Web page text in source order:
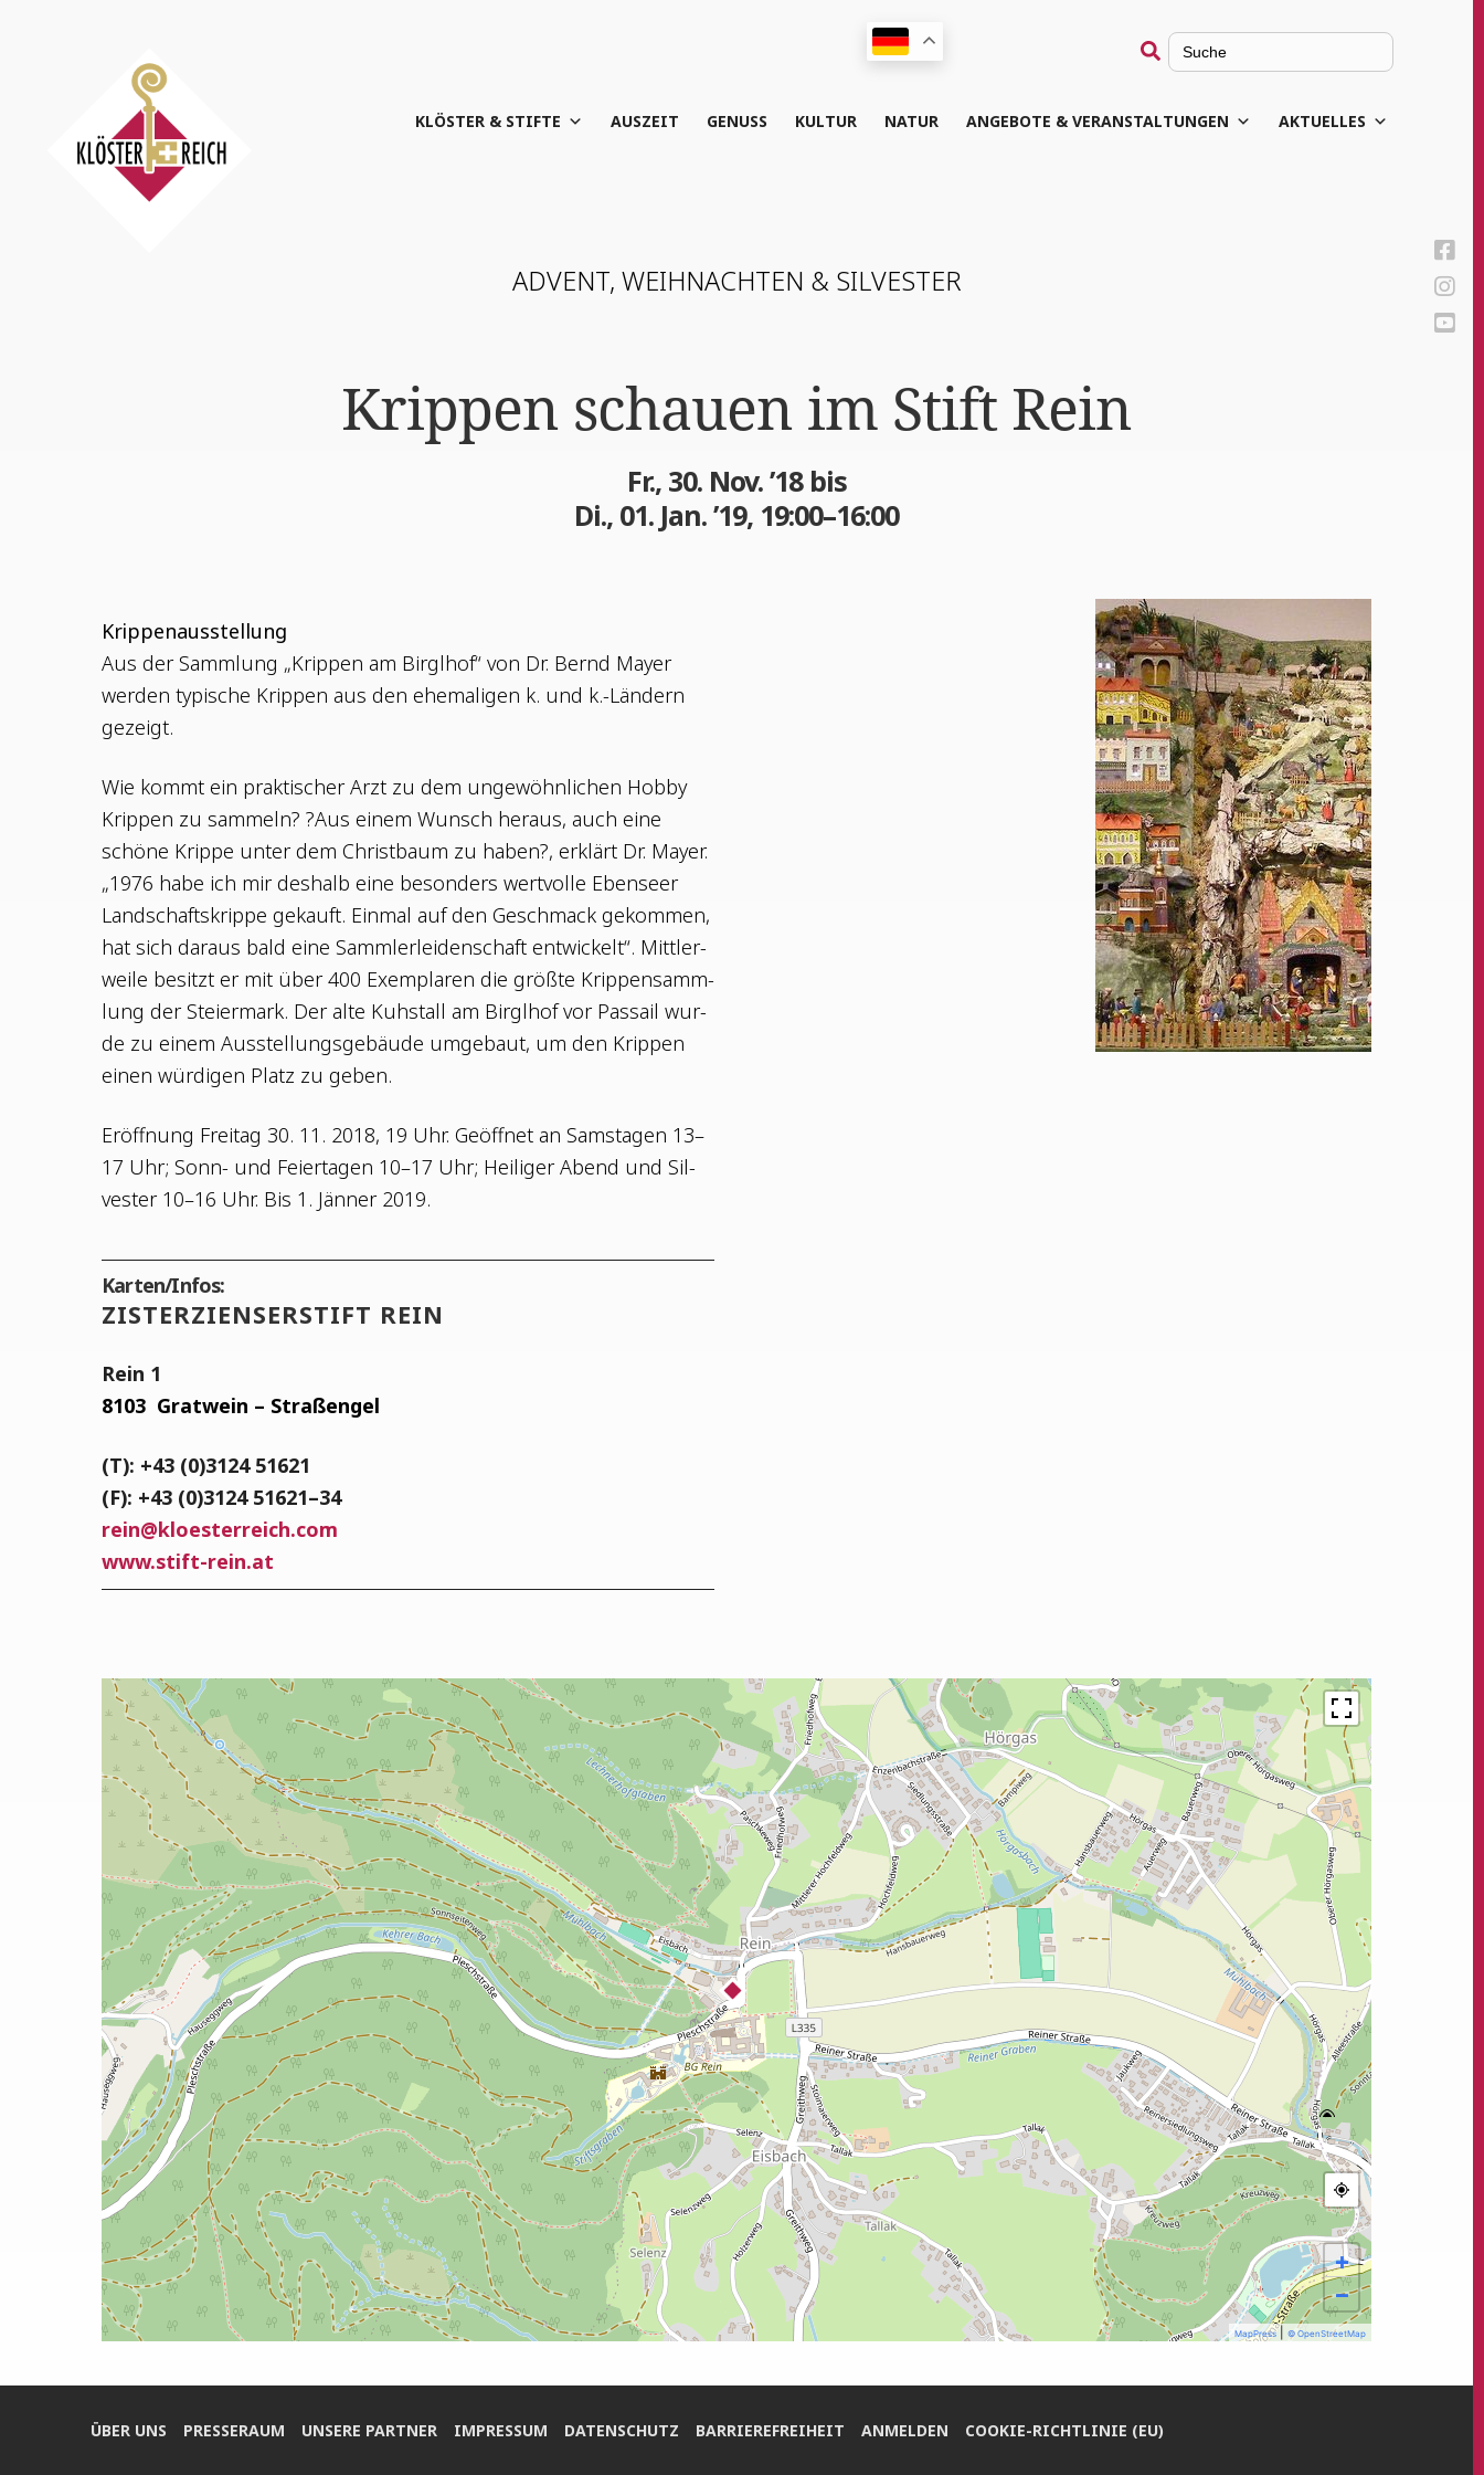
KLÖS­TER & STIFTE AUS­ZEIT GENUSS KUL­TUR NATUR ANGEBOTE & VERANSTALTUNGEN AKTUELLES
ADVENT, WEIH­NACH­TEN & SILVESTER
Krip­pen schau­en im Stift Rein
Fr., 30. Nov. ’18 bis
Di., 01. Jan. ’19, 19:00–16:00
Krip­pen­aus­stel­lung
Aus der Samm­lung „Krip­pen am Birgl­hof“ von Dr. Bernd May­er
wer­den typi­sche Krip­pen aus den ehe­ma­li­gen k. und k.-Ländern
gezeigt.
Wie kommt ein prak­ti­scher Arzt zu dem unge­wöhn­li­chen Hob­by
Krip­pen zu sam­meln? ?Aus einem Wunsch her­aus, auch eine
schö­ne Krip­pe unter dem Christ­baum zu haben?, erklärt Dr. May­er.
„1976 habe ich mir des­halb eine beson­ders wert­vol­le Eben­seer
Land­schaftskrip­pe gekauft. Ein­mal auf den Geschmack gekom­men,
hat sich dar­aus bald eine Samm­ler­lei­den­schaft ent­wi­ckelt“. Mitt­ler­
wei­le besitzt er mit über 400 Exem­pla­ren die größ­te Krip­pen­samm­
lung der Stei­er­mark. Der alte Kuh­stall am Birgl­hof vor Pas­sail wur­
de zu einem Aus­stel­lungs­ge­bäu­de umge­baut, um den Krip­pen
einen wür­di­gen Platz zu geben.
Eröff­nung Frei­tag 30. 11. 2018, 19 Uhr. Geöff­net an Sams­ta­gen 13–
17 Uhr; Sonn- und Fei­er­ta­gen 10–17 Uhr; Hei­li­ger Abend und Sil­
ves­ter 10–16 Uhr. Bis 1. Jän­ner 2019.
Karten/Infos:
ZIS­TER­ZI­EN­SER­STIFT REIN
Rein 1
8103 Grat­wein – Straßengel
(T): +43 (0)3124 51621
(F): +43 (0)3124 51621–34
rein@kloesterreich.com
www.stift-rein.at
+
−
MapPress| © OpenStreetMap
ÜBER UNS PRES­SE­RAUM UNSE­RE PARTNER IMPRES­SUM DATEN­SCHUTZ BAR­RIE­RE­FREI­HEIT ANMEL­DEN COO­KIE-RICH­T­­LI­­NIE (EU)